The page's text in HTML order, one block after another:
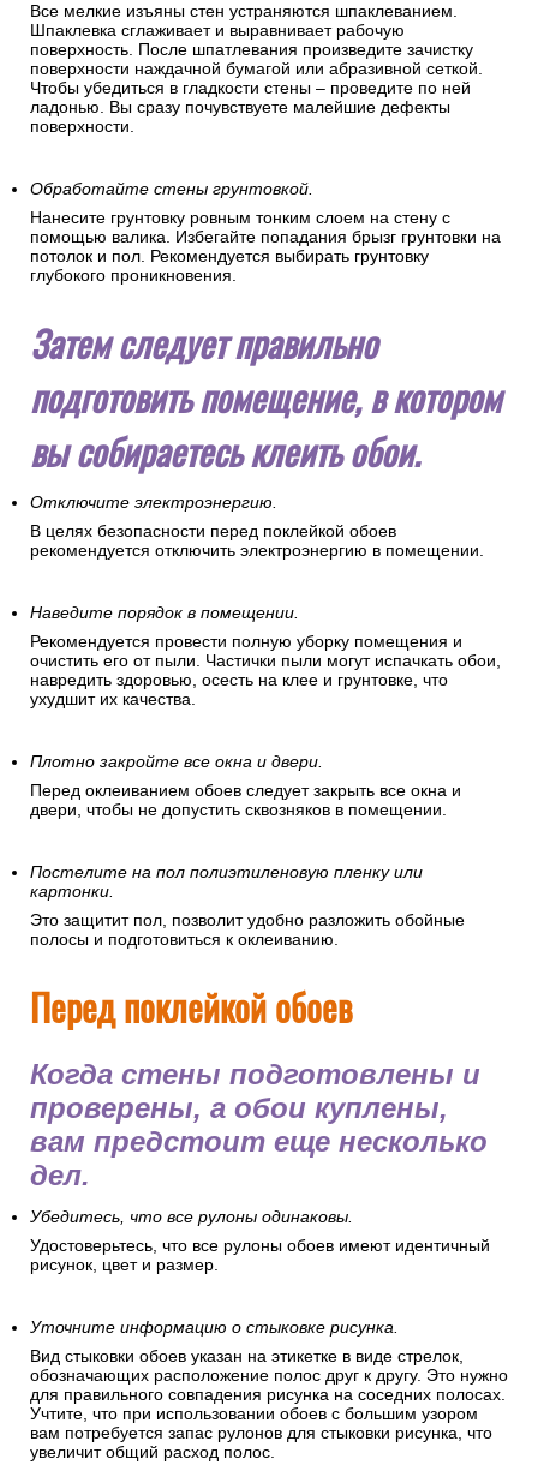
Все мелкие изъяны стен устраняются шпаклеванием.
Шпаклевка сглаживает и выравнивает рабочую
поверхность. После шпатлевания произведите зачистку
поверхности наждачной бумагой или абразивной сеткой.
Чтобы убедиться в гладкости стены – проведите по ней
ладонью. Вы сразу почувствуете малейшие дефекты
поверхности.
Обработайте стены грунтовкой.
Нанесите грунтовку ровным тонким слоем на стену с
помощью валика. Избегайте попадания брызг грунтовки на
потолок и пол. Рекомендуется выбирать грунтовку
глубокого проникновения.
Затем следует правильно
подготовить помещение, в котором
вы собираетесь клеить обои.
Отключите электроэнергию.
В целях безопасности перед поклейкой обоев
рекомендуется отключить электроэнергию в помещении.
Наведите порядок в помещении.
Рекомендуется провести полную уборку помещения и
очистить его от пыли. Частички пыли могут испачкать обои,
навредить здоровью, осесть на клее и грунтовке, что
ухудшит их качества.
Плотно закройте все окна и двери.
Перед оклеиванием обоев следует закрыть все окна и
двери, чтобы не допустить сквозняков в помещении.
Постелите на пол полиэтиленовую пленку или
картонки.
Это защитит пол, позволит удобно разложить обойные
полосы и подготовиться к оклеиванию.
Перед поклейкой обоев
Когда стены подготовлены и
проверены, а обои куплены,
вам предстоит еще несколько
дел.
Убедитесь, что все рулоны одинаковы.
Удостоверьтесь, что все рулоны обоев имеют идентичный
рисунок, цвет и размер.
Уточните информацию о стыковке рисунка.
Вид стыковки обоев указан на этикетке в виде стрелок,
обозначающих расположение полос друг к другу. Это нужно
для правильного совпадения рисунка на соседних полосах.
Учтите, что при использовании обоев с большим узором
вам потребуется запас рулонов для стыковки рисунка, что
увеличит общий расход полос.